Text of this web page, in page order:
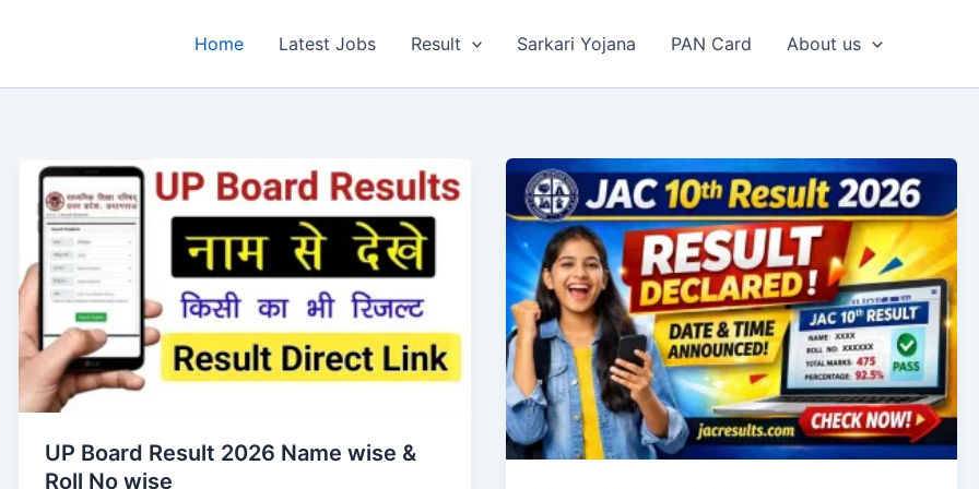
Home Latest Jobs Result Sarkari Yojana PAN Card About us
UP Board Result 2026 Name wise &
Roll No wise